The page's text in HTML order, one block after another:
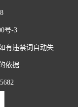
号-3
有违禁词自动失
依据